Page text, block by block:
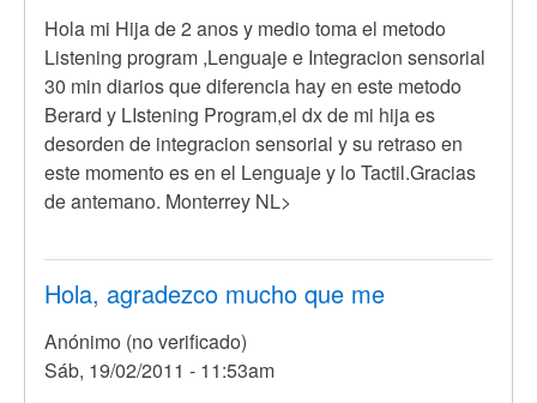
(no
verificado)
Hola mi Hija de 2 anos y medio toma el metodo
Listening program ,Lenguaje e Integracion sensorial
30 min diarios que diferencia hay en este metodo
Berard y LIstening Program,el dx de mi hija es
desorden de integracion sensorial y su retraso en
este momento es en el Lenguaje y lo Tactil.Gracias
de antemano. Monterrey NL>
Hola, agradezco mucho que me
Anónimo (no verificado)
Sáb, 19/02/2011 - 11:53am